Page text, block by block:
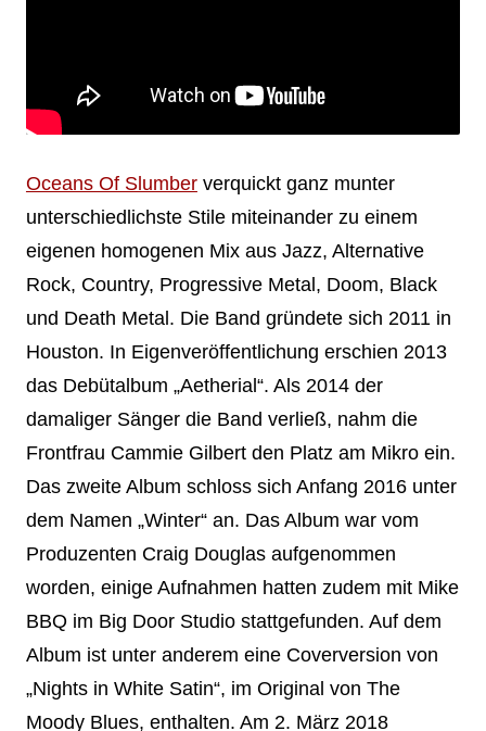
Oceans Of Slumberverquickt ganz munter
unterschiedlichste Stile miteinander zu einem
eigenen homogenen Mix aus Jazz, Alternative
Rock, Country, Progressive Metal, Doom, Black
und Death Metal. Die Band gründete sich 2011 in
Houston. In Eigenveröffentlichung erschien 2013
das Debütalbum „Aetherial“. Als 2014 der
damaliger Sänger die Band verließ, nahm die
Frontfrau Cammie Gilbert den Platz am Mikro ein.
Das zweite Album schloss sich Anfang 2016 unter
dem Namen „Winter“ an. Das Album war vom
Produzenten Craig Douglas aufgenommen
worden, einige Aufnahmen hatten zudem mit Mike
BBQ im Big Door Studio stattgefunden. Auf dem
Album ist unter anderem eine Coverversion von
„Nights in White Satin“, im Original von The
Moody Blues, enthalten. Am 2. März 2018